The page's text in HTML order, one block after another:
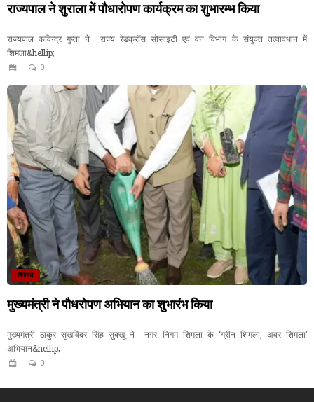
राज्यपाल ने शुराला में पौधारोपण कार्यक्रम का शुभारम्भ किया
राज्यपाल कविन्द्र गुप्ता ने राज्य रेडक्रॉस सोसाइटी एवं वन विभाग के संयुक्त तत्वावधान में
शिमला&hellip;
0
हिमाचल
मुख्यमंत्री ने पौधरोपण अभियान का शुभारंभ किया
मुख्यमंत्री ठाकुर सुखविंदर सिंह सुक्खू ने नगर निगम शिमला के ‘ग्रीन शिमला, अवर शिमला’
अभियान&hellip;
0